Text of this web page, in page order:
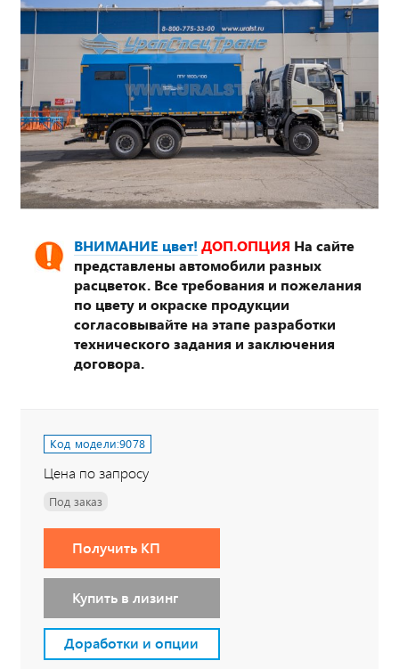
ВНИМАНИЕ цвет! ДОП.ОПЦИЯ На сайте
представлены автомобили разных
расцветок. Все требования и пожелания
по цвету и окраске продукции
согласовывайте на этапе разработки
технического задания и заключения
договора.
Код модели:9078
Цена по запросу
Под заказ
Получить КП
Купить в лизинг
Доработки и опции